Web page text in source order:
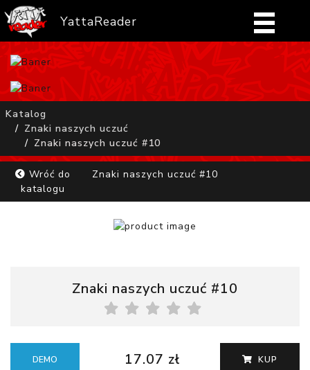
YattaReader
Home
FAQ
Mangi
Katalog
Znaki naszych uczuć
Znaki naszych uczuć #10
Wróć do
katalogu
Znaki naszych uczuć #10
Znaki naszych uczuć #10
DEMO 17.07 zł KUP